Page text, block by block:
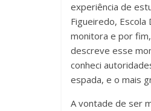
experiência de
Figueiredo,
monitora e por
descreve esse
conheci
espada, e o mais
A vontade de ser